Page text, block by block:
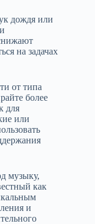
дождя или
на задачах
от типа
более
для
или
музыку,
как
и